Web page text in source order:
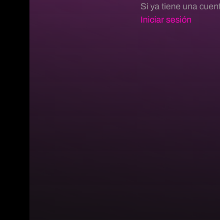
Si ya tiene una
Iniciar sesión